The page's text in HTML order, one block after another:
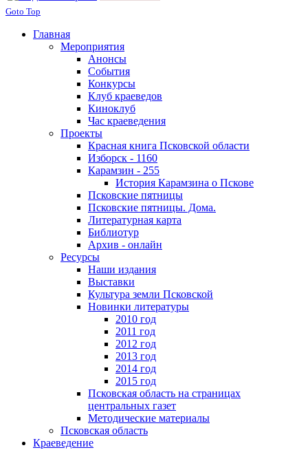
Goto Top
Главная
Мероприятия
Анонсы
События
Конкурсы
Клуб краеведов
Киноклуб
Час краеведения
Проекты
Красная книга Псковской области
Изборск - 1160
Карамзин - 255
История Карамзина о Пскове
Псковские пятницы
Псковские пятницы. Дома.
Литературная карта
Библиотур
Архив - онлайн
Ресурсы
Наши издания
Выставки
Культура земли Псковской
Новинки литературы
2010 год
2011 год
2012 год
2013 год
2014 год
2015 год
Псковская область на страницах
центральных газет
Методические материалы
Псковская область
Краеведение